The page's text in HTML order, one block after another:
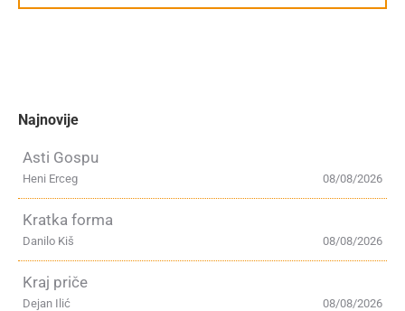
Najnovije
Asti Gospu
08/08/2026
Heni Erceg
Kratka forma
08/08/2026
Danilo Kiš
Kraj priče
08/08/2026
Dejan Ilić